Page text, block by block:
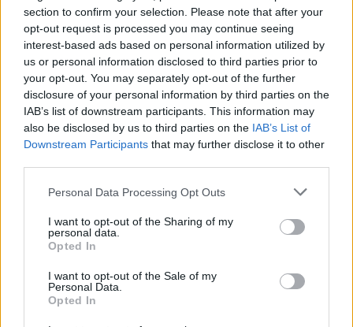
section to confirm your selection. Please note that after your
opt-out request is processed you may continue seeing
interest-based ads based on personal information utilized by
us or personal information disclosed to third parties prior to
your opt-out. You may separately opt-out of the further
disclosure of your personal information by third parties on the
IAB’s list of downstream participants. This information may
also be disclosed by us to third parties on the IAB’s List of
Downstream Participants that may further disclose it to other
Please note that this website/app uses one or more Google
not limited to your visit or usage behaviour. You may click to
grant or deny consent to Google and its third-party tags to
use your data for below specified purposes in below Google
consent section.
Personal Data Processing Opt Outs
I want to opt-out of the Sharing of my
personal data.
Opted In
I want to opt-out of the Sale of my
Personal Data.
Opted In